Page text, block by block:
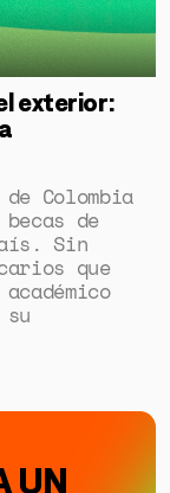
exterior:
Colombia
de
Sin
que
UN